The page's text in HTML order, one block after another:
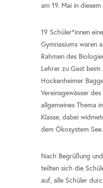
am 19. Mai in
19 Schüler*innen
Gymnasiums waren
Rahmen des
Lehrer zu Gast
Hockenheimer
Vereinsgewässer
allgemeines Thema
Klasse, dabei
dem Ökosystem See.
Nach Begrüßung
teilten sich die
auf, alle Schüler